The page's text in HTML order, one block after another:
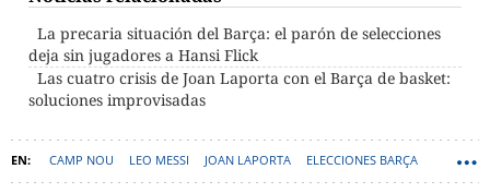
La precaria situación del Barça: el parón de selecciones
deja sin jugadores a Hansi Flick
Las cuatro crisis de Joan Laporta con el Barça de basket:
soluciones improvisadas
CAMP NOU LEO MESSI JOAN LAPORTA ELECCIONES BARÇA